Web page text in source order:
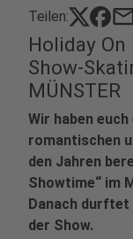
Teilen:
Holiday
Show-
MÜNSTER
Wir haben
romantischen
den Jahren
Showtime“ im
Danach
der Show.